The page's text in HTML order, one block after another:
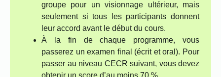
groupe pour un visionnage ultérieur, mais
seulement si tous les participants donnent
leur accord avant le début du cours.
À la fin de chaque programme, vous
passerez un examen final (écrit et oral). Pour
passer au niveau CECR suivant, vous devez